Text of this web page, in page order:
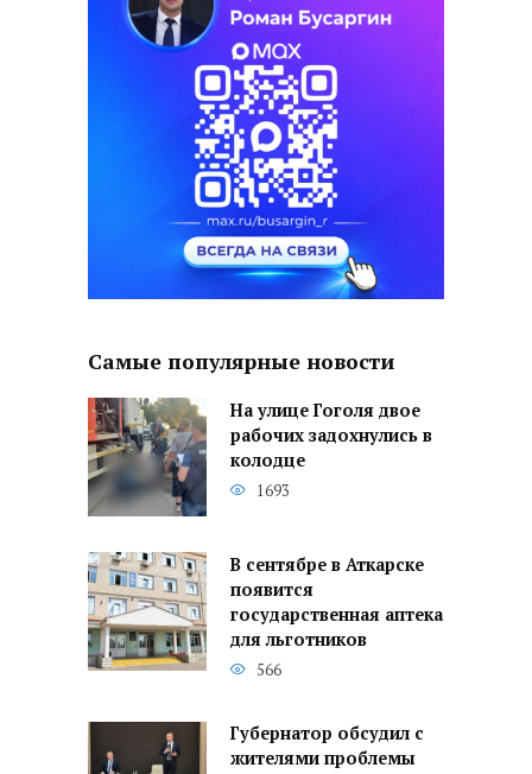
Самые популярные новости
На улице Гоголя двое
рабочих задохнулись в
колодце
1693
В сентябре в Аткарске
появится
государственная аптека
для льготников
566
Губернатор обсудил с
жителями проблемы